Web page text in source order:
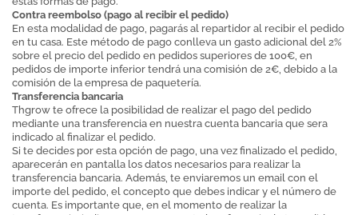
Contra reembolso (pago al recibir el pedido)
En esta modalidad de pago, pagarás al repartidor al recibir el pedido
en tu casa. Este método de pago conlleva un gasto adicional del 2%
sobre el precio del pedido en pedidos superiores de 100€, en
pedidos de importe inferior tendrá una comisión de 2€, debido a la
comisión de la empresa de paquetería.
Transferencia bancaria
Thgrow te ofrece la posibilidad de realizar el pago del pedido
mediante una transferencia en nuestra cuenta bancaria que sera
indicado al finalizar el pedido.
Si te decides por esta opción de pago, una vez finalizado el pedido,
aparecerán en pantalla los datos necesarios para realizar la
transferencia bancaria. Además, te enviaremos un email con el
importe del pedido, el concepto que debes indicar y el número de
cuenta. Es importante que, en el momento de realizar la